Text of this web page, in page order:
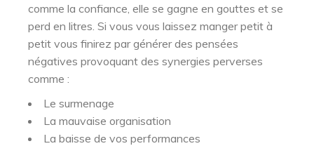
comme la confiance, elle se gagne en gouttes et se
perd en litres. Si vous vous laissez manger petit à
petit vous finirez par générer des pensées
négatives provoquant des synergies perverses
comme :
Le surmenage
La mauvaise organisation
La baisse de vos performances